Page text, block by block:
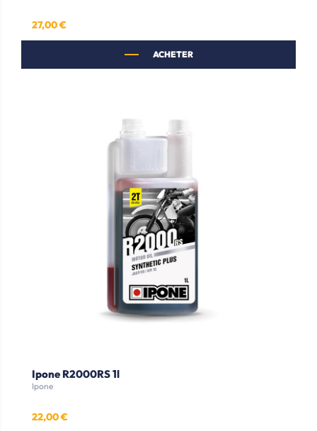
Prix
27,00 €
ACHETER
Ipone R2000RS 1l
Ipone
Prix
22,00 €